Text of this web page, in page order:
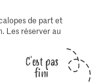
de part et
Les réserver au
C'est pas
fini